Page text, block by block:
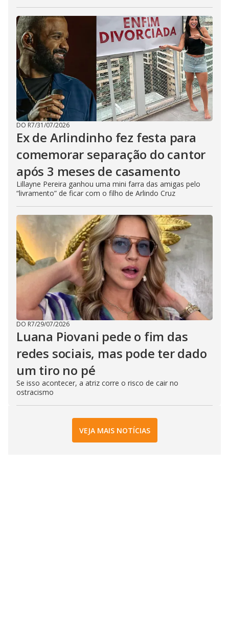
DO R7/31/07/2026
Ex de Arlindinho fez festa para
comemorar separação do cantor
após 3 meses de casamento
Lillayne Pereira ganhou uma mini farra das amigas pelo
“livramento” de ficar com o filho de Arlindo Cruz
DO R7/29/07/2026
Luana Piovani pede o fim das
redes sociais, mas pode ter dado
um tiro no pé
Se isso acontecer, a atriz corre o risco de cair no
ostracismo
VEJA MAIS NOTÍCIAS